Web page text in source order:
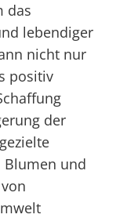
das
lebendiger
nicht nur
positiv
der
Blumen und